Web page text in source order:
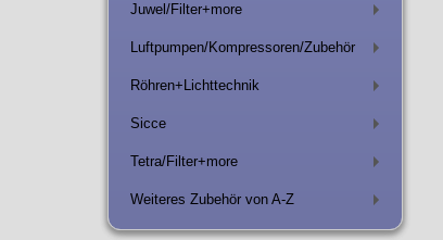
Juwel/Filter+more
Luftpumpen/Kompressoren/Zubehör
Röhren+Lichttechnik
Sicce
Tetra/Filter+more
Weiteres Zubehör von A-Z